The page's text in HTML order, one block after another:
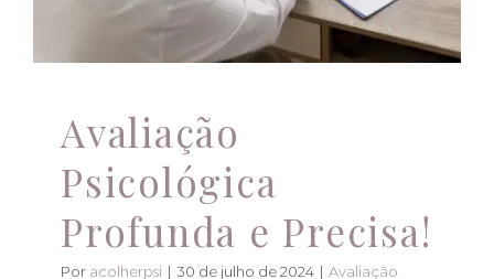
Avaliação
Psicológica
Profunda e Precisa!
Por acolherpsi | 30 de julho de 2024 | Avaliação